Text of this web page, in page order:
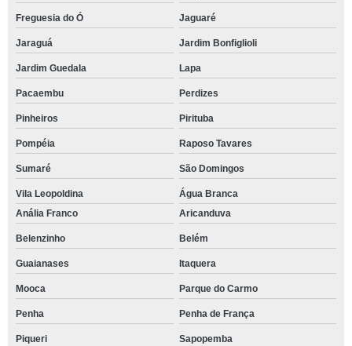
Freguesia do Ó Jaguaré
Jaraguá Jardim Bonfiglioli
Jardim Guedala Lapa
Pacaembu Perdizes
Pinheiros Pirituba
Pompéia Raposo Tavares
Sumaré São Domingos
Vila Leopoldina
Água Branca
Anália Franco
Aricanduva
Belenzinho Belém
Guaianases Itaquera
Mooca Parque do Carmo
Penha Penha de França
Piqueri Sapopemba